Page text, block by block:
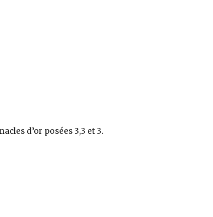
d’or posées 3,3 et 3.